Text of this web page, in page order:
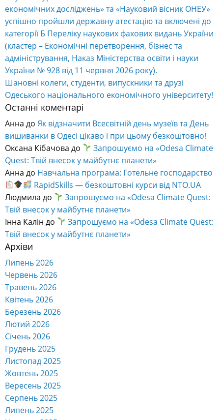
економічних досліджень» та «Науковий вісник ОНЕУ»
успішно пройшли державну атестацію та включені до
категорії Б Переліку наукових фахових видань України
(кластер – Економічні перетворення, бізнес та
адміністрування, Наказ Міністерства освіти і науки
України № 928 від 11 червня 2026 року).
Шановні колеги, студенти, випускники та друзі
Одеського національного економічного університету!
Останні коментарі
Анна до Як відзначити Всесвітній день музеїв та День
вишиванки в Одесі цікаво і при цьому безкоштовно!
Оксана Кібачова до
Запрошуємо на «Odesa Climate
Quest: Твій внесок у майбутнє планети»
Анна до Навчальна програма: Готельне господарство
RapidSkills — безкоштовні курси від NTO.UA
Людмила до
Запрошуємо на «Odesa Climate Quest:
Твій внесок у майбутнє планети»
Інна Калін до
Запрошуємо на «Odesa Climate Quest:
Твій внесок у майбутнє планети»
Архіви
Липень 2026
Червень 2026
Травень 2026
Квітень 2026
Березень 2026
Лютий 2026
Січень 2026
Грудень 2025
Листопад 2025
Жовтень 2025
Вересень 2025
Серпень 2025
Липень 2025